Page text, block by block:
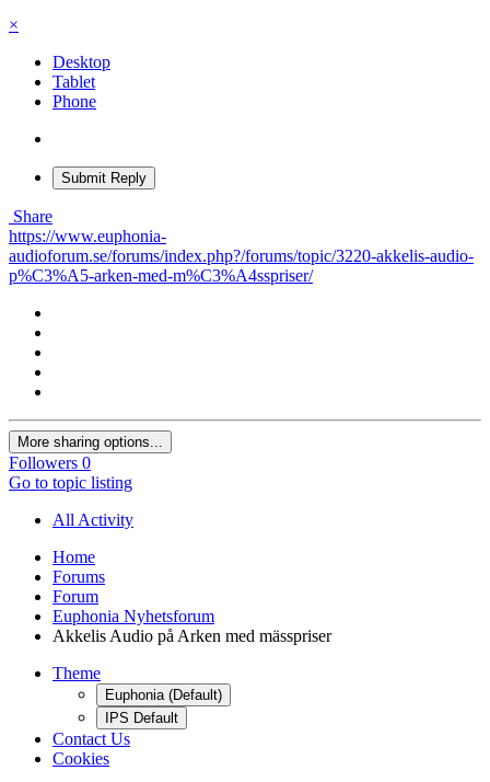
×
Desktop
Tablet
Phone
Submit Reply
Share
https://www.euphonia-
audioforum.se/forums/index.php?/forums/topic/3220-akkelis-audio-
p%C3%A5-arken-med-m%C3%A4sspriser/
More sharing options...
Followers 0
Go to topic listing
All Activity
Home
Forums
Forum
Euphonia Nyhetsforum
Akkelis Audio på Arken med mässpriser
Theme
Euphonia (Default)
IPS Default
Contact Us
Cookies